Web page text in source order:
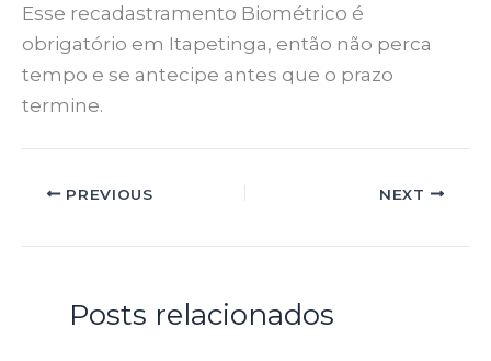
Esse recadastramento Biométrico é
obrigatório em Itapetinga, então não perca
tempo e se antecipe antes que o prazo
termine.
PREVIOUS NEXT
Posts relacionados